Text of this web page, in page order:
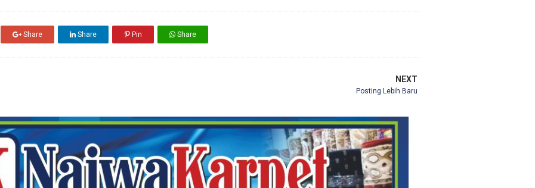
Share Share Pin Share
NEXT
Posting Lebih Baru